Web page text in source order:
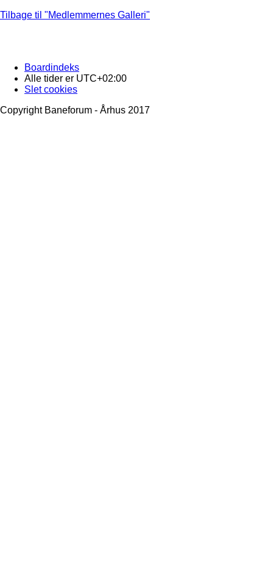
Tilbage til "Medlemmernes Galleri"
Boardindeks
Alle tider er UTC+02:00
Slet cookies
Copyright Baneforum - Århus 2017